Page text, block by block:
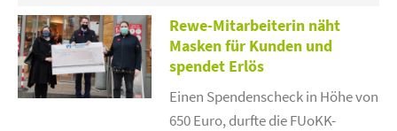
Rewe-Mitarbeiterin näht
Masken für Kunden und
spendet Erlös
Einen Spendenscheck in Höhe von
650 Euro, durfte die FUoKK-